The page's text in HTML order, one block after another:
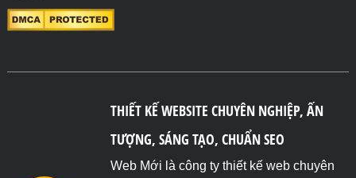
THIẾT KẾ WEBSITE CHUYÊN NGHIỆP, ẤN
TƯỢNG, SÁNG TẠO, CHUẨN SEO
Web Mới là công ty thiết kế web chuyên